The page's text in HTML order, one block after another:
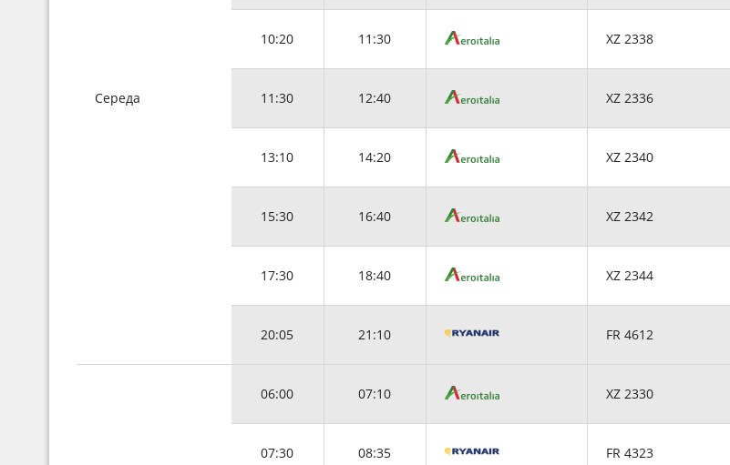
Середа
10:20 11:30 XZ 2338
11:30 12:40 XZ 2336
13:10 14:20 XZ 2340
15:30 16:40 XZ 2342
17:30 18:40 XZ 2344
20:05 21:10 FR 4612
06:00 07:10 XZ 2330
07:30 08:35 FR 4323